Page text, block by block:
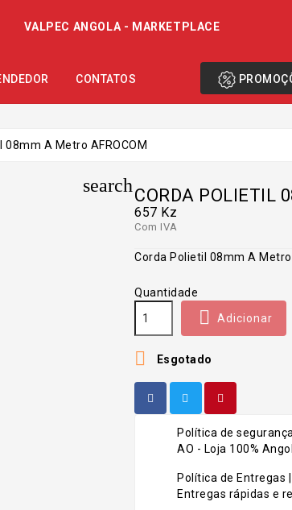
VALPEC ANGOLA - MARKETPLACE
CONTATOS
08mm A Metro AFROCOM
searchCORDA POLIETIL
657 Kz
Com IVA
Corda Polietil 08mm A Metro
Quantidade
 Adicionar
 Esgotado
Política de segurança
AO - Loja 100%
Política de Entregas |
Entregas rápidas e